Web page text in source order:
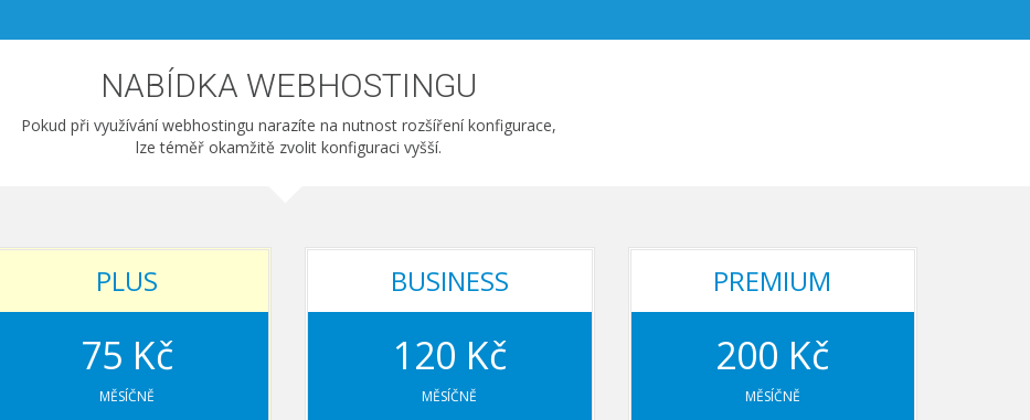
NABÍDKA WEBHOSTINGU
Pokud při využívání webhostingu narazíte na nutnost rozšíření konfigurace,
lze téměř okamžitě zvolit konfiguraci vyšší.
PLUS
75 Kč
MĚSÍČNĚ
BUSINESS
120 Kč
MĚSÍČNĚ
PREMIUM
200 Kč
MĚSÍČNĚ